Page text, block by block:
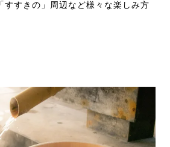
すすきの」周辺など様々な楽しみ方